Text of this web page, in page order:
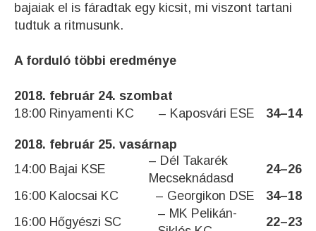
bajaiak el is fáradtak egy kicsit, mi viszont tartani
tudtuk a ritmusunk.
A forduló többi eredménye
2018. február 24. szombat
18:00 Rinyamenti KC – Kaposvári ESE 34–14
2018. február 25. vasárnap
14:00 Bajai KSE
– Dél Takarék
Mecseknádasd
24–26
16:00 Kalocsai KC – Georgikon DSE 34–18
16:00 Hőgyészi SC
– MK Pelikán-
22–23